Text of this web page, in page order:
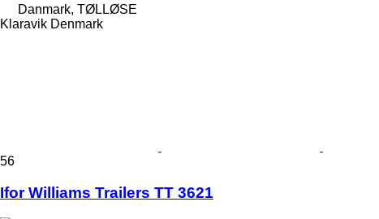
Danmark, TØLLØSE
Klaravik Denmark
56
Ifor Williams Trailers TT 3621